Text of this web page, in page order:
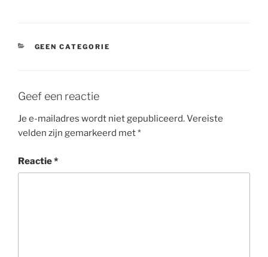
CATEGORIEËN
GEEN CATEGORIE
Geef een reactie
Je e-mailadres wordt niet gepubliceerd.Vereiste
velden zijn gemarkeerd met*
Reactie*